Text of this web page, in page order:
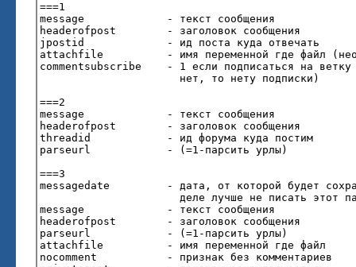
===1
message - текст сообщения
headerofpost - заголовок сообщения
jpostid - ид поста куда отвечать
attachfile - имя переменной где файл
commentsubscribe - 1 если подписаться на ветку
нет, то нету подписки)
===2
message - текст сообщения
headerofpost - заголовок сообщения
threadid - ид форума куда постим
parseurl - (=1-парсить урлы)
===3
messagedate - дата, от которой будет
деле лучше не писать этот параметр,
message - текст сообщения
headerofpost - заголовок сообщения
parseurl - (=1-парсить урлы)
attachfile - имя переменной где файл
nocomment - признак без комментариев